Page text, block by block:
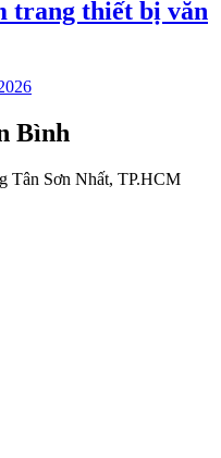
trang thiết bị văn
Bình
Tân Sơn Nhất, TP.HCM